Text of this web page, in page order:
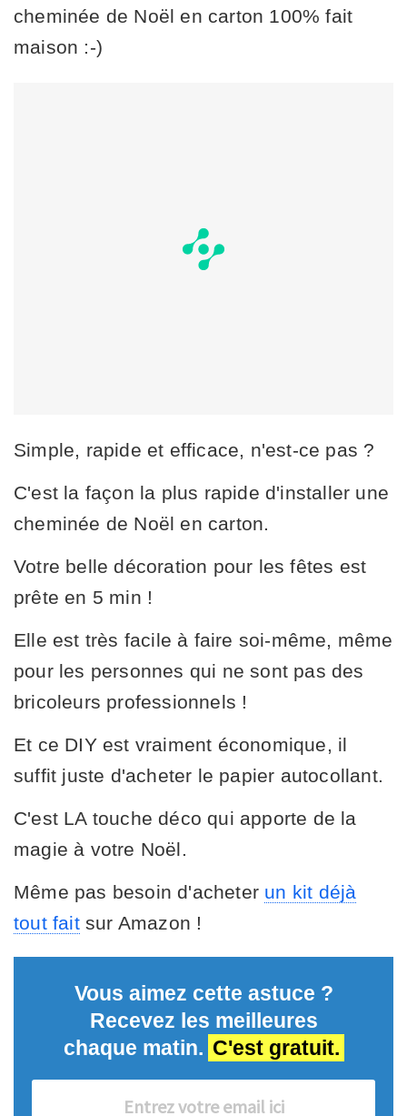
cheminée de Noël en carton 100% fait
maison :-)
Simple, rapide et efficace, n'est-ce pas ?
C'est la façon la plus rapide d'installer une
cheminée de Noël en carton.
Votre belle décoration pour les fêtes est
prête en 5 min !
Elle est très facile à faire soi-même, même
pour les personnes qui ne sont pas des
bricoleurs professionnels !
Et ce DIY est vraiment économique, il
suffit juste d'acheter le papier autocollant.
C'est LA touche déco qui apporte de la
magie à votre Noël.
Même pas besoin d'acheter un kit déjà
tout faitsur Amazon !
Vous aimez cette astuce ?
Recevez les meilleures
chaque matin. C'est gratuit.